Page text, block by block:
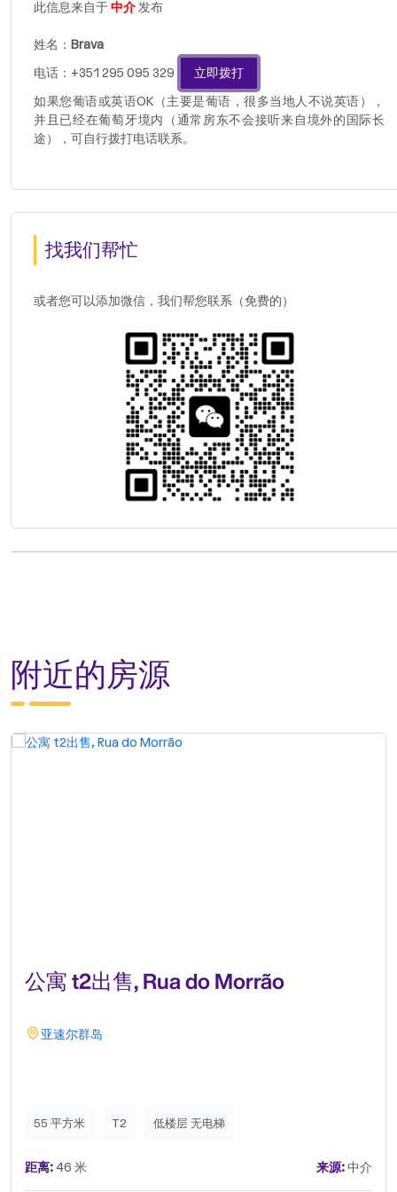
此信息来自于中介发布
姓名： Brava
电话：+351 295 095 329
立即拨打
如果您葡语或英语OK（主要是葡语，很多当地人不说英语），
并且已经在葡萄牙境内（通常房东不会接听来自境外的国际长
途），可自行拨打电话联系。
找我们帮忙
或者您可以添加微信，我们帮您联系（免费的）
附近的房源
公寓 t2出售, Rua do Morrão
亚速尔群岛
55 平方米 T2 低楼层 无电梯
距离:46 米 来源:中介